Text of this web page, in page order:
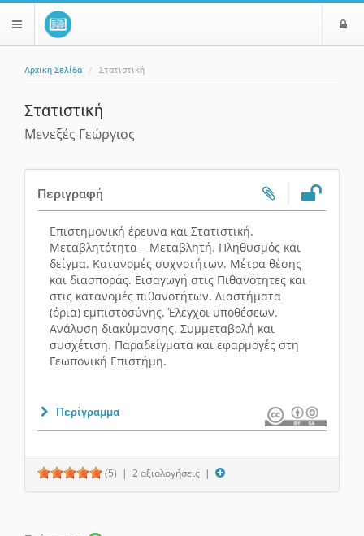
$langMenu
Αρχική Σελίδα Στατιστική
Στατιστική
Μενεξές Γεώργιος
Περιγραφή
Επιστημονική έρευνα και Στατιστική.
Μεταβλητότητα – Μεταβλητή. Πληθυσμός και
δείγμα. Κατανομές συχνοτήτων. Μέτρα θέσης
και διασποράς. Εισαγωγή στις Πιθανότητες και
στις κατανομές πιθανοτήτων. Διαστήματα
(όρια) εμπιστοσύνης. Έλεγχοι υποθέσεων.
Ανάλυση διακύμανσης. Συμμεταβολή και
συσχέτιση. Παραδείγματα και εφαρμογές στη
Γεωπονική Επιστήμη.
Περίγραμμα
(5) | 2 αξιολογήσεις |